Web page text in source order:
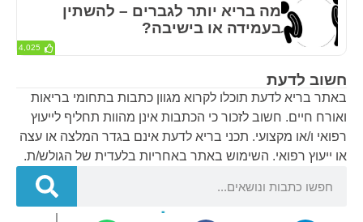
חשוב לדעת
באתר בריא לדעת תוכלו לקרוא מגוון כתבות בתחומי בריאות
ואורח חיים. חשוב לזכור כי הכתבות אינן מהוות תחליף לייעוץ
רפואי ו/או מקצועי. תכני בריא לדעת אינם בגדר המלצה או עצה
או ייעוץ רפואי. השימוש באתר באחריות בלעדית של הגולש/ת.
מה בריא יותר לגברים – להשתין
בעמידה או בישיבה?
4,025